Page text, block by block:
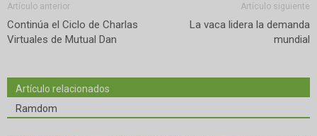
Artículo anterior
Continúa el Ciclo de Charlas
Virtuales de Mutual Dan
Artículo siguiente
La vaca lidera la demanda
mundial
Artículo relacionados
Ramdom